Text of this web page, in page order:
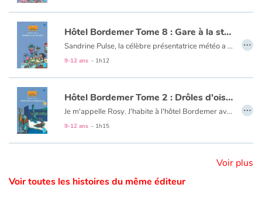
Contraste +
Aide
Accueil
Famille
Écoles
Vidéos & Tutoriaux
Hôtel Bordemer Tome 8 : Gare à la star !
Sandrine Pulse, la célèbre présentatrice météo a réservé une chambre à l'hôtel Bordemer ! Quelqu'un d'aussi important, on n'en voit pas tous les jours ici. Et pour être une star, c'est une star, cette Sandrine Pulse ! On n'a pas été déçu. Une sacrée capricieuse, oui ! Mon copain Georges-Albert et moi, on a décidé de lui montrer ce que ça coûte de prendre des grands airs...
9-12 ans - 1h12
…
Hôtel Bordemer Tome 2 : Drôles d'oiseaux
Je m'appelle Rosy. J'habite à l'hôtel Bordemer avec mon Grand-père, le jardinier.
9-12 ans - 1h15
…
Voir plus
Voir toutes les histoires du même éditeur